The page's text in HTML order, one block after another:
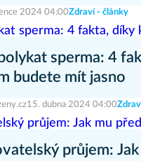
2024 04:00Zdraví - články
sperma: 4
budete mít jasno
15. dubna 2024 04:00
průjem: Jak